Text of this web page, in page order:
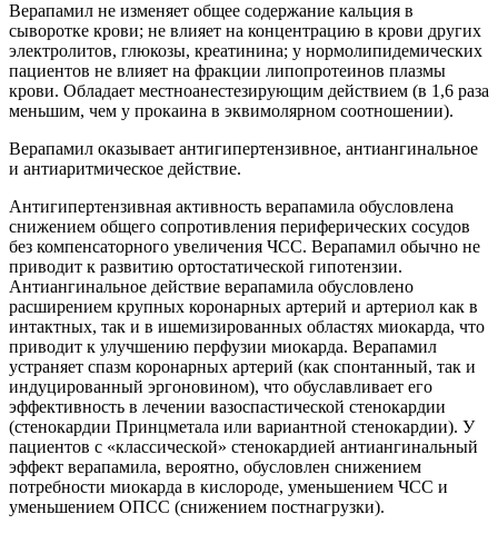
Верапамил не изменяет общее содержание кальция в
сыворотке крови; не влияет на концентрацию в крови других
электролитов, глюкозы, креатинина; у нормолипидемических
пациентов не влияет на фракции липопротеинов плазмы
крови. Обладает местноанестезирующим действием (в 1,6 раза
меньшим, чем у прокаина в эквимолярном соотношении).
Верапамил оказывает антигипертензивное, антиангинальное
и антиаритмическое действие.
Антигипертензивная активность верапамила обусловлена
снижением общего сопротивления периферических сосудов
без компенсаторного увеличения ЧСС. Верапамил обычно не
приводит к развитию ортостатической гипотензии.
Антиангинальное действие верапамила обусловлено
расширением крупных коронарных артерий и артериол как в
интактных, так и в ишемизированных областях миокарда, что
приводит к улучшению перфузии миокарда. Верапамил
устраняет спазм коронарных артерий (как спонтанный, так и
индуцированный эргоновином), что обуславливает его
эффективность в лечении вазоспастической стенокардии
(стенокардии Принцметала или вариантной стенокардии). У
пациентов с «классической» стенокардией антиангинальный
эффект верапамила, вероятно, обусловлен снижением
потребности миокарда в кислороде, уменьшением ЧСС и
уменьшением ОПСС (снижением постнагрузки).